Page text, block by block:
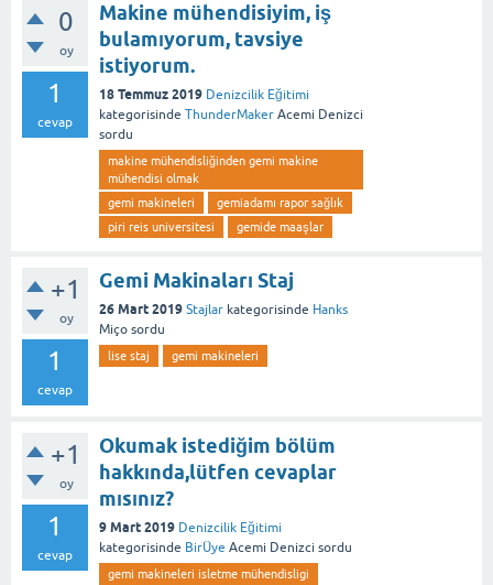
0
oy
1
cevap
Makine mühendisiyim, iş
bulamıyorum, tavsiye
istiyorum.
18 Temmuz 2019 Denizcilik Eğitimi
kategorisinde ThunderMaker Acemi Denizci
sordu
makine mühendisliğinden gemi makine
mühendisi olmak
gemi makineleri
gemiadamı rapor sağlık
piri reis universitesi
gemide maaşlar
+1
oy
1
cevap
Gemi Makinaları Staj
26 Mart 2019 Stajlar kategorisinde Hanks
Miço sordu
lise staj gemi makineleri
+1
oy
1
cevap
Okumak istediğim bölüm
hakkında,lütfen cevaplar
mısınız?
9 Mart 2019 Denizcilik Eğitimi
kategorisinde BirÜye Acemi Denizci sordu
gemi makineleri isletme mühendisligi